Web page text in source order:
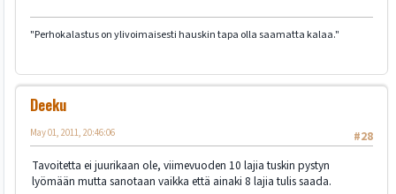
"Perhokalastus on ylivoimaisesti hauskin tapa olla saamatta kalaa."
Deeku
#28
May 01, 2011, 20:46:06
Tavoitetta ei juurikaan ole, viimevuoden 10 lajia tuskin pystyn
lyömään mutta sanotaan vaikka että ainaki 8 lajia tulis saada.